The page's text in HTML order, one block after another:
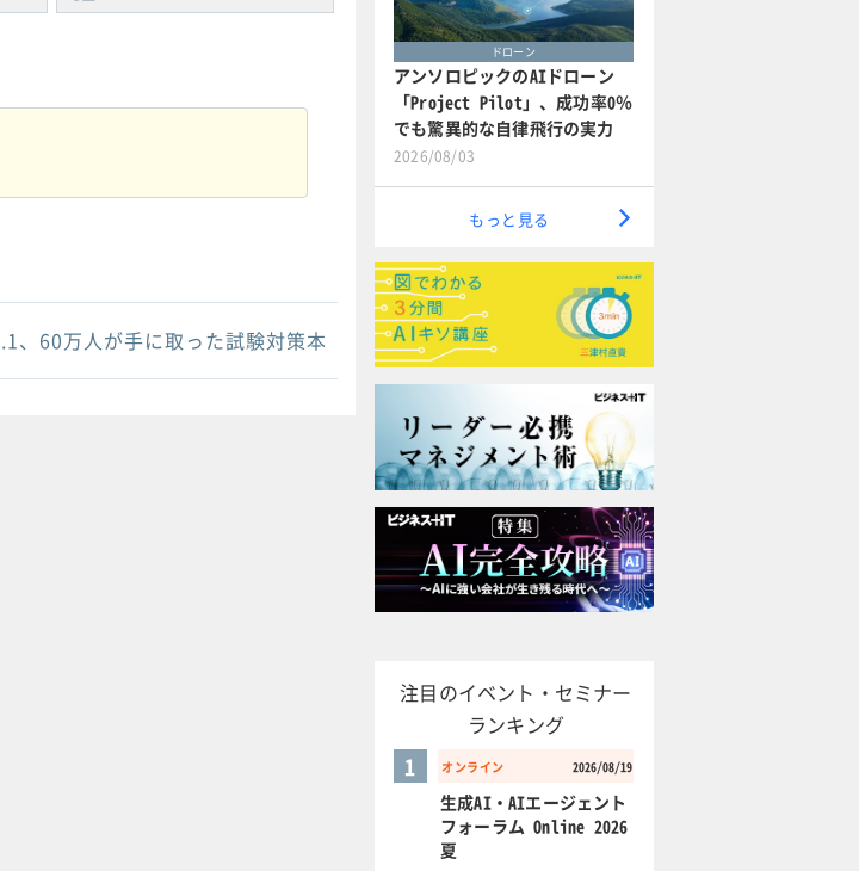
、60万人が手に取った試験対策本
ドローン
アンソロピックのAIドローン
「Project Pilot」、成功率0％
でも驚異的な自律飛行の実力
2026/08/03
もっと見る
注目のイベント・セミナー
ランキング
オンライン 2026/08/19
1
生成AI・AIエージェント
フォーラム Online 2026
夏